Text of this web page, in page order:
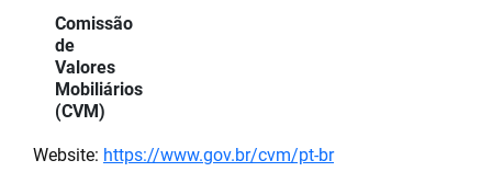
Comissão
de
Valores
Mobiliários
(CVM)
Website: https://www.gov.br/cvm/pt-br